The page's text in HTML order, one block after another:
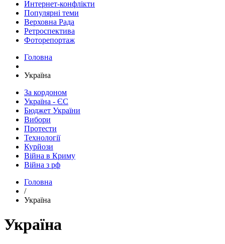
Интернет-конфлікти
Популярні теми
Верховна Рада
Ретроспектива
Фоторепортаж
Головна
Україна
За кордоном
Україна - ЄС
Бюджет України
Вибори
Протести
Технології
Курйози
Війна в Криму
Війна з рф
Головна
/
Україна
Україна